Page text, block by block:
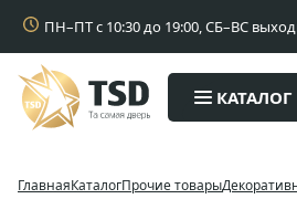
ПН–ПТ с 10:30 до 19:00, СБ–ВС
КАТАЛОГ
ГлавнаяКаталогПрочие товары